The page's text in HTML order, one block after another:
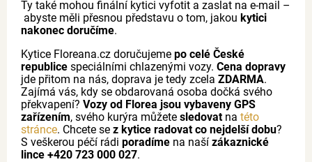
Ty také mohou finální kytici vyfotit a zaslat na e-mail –
abyste měli přesnou představu o tom, jakou kytici
nakonec doručíme.
Kytice Floreana.cz doručujeme po celé České
republice speciálními chlazenými vozy. Cena dopravy
jde přitom na nás, doprava je tedy zcela ZDARMA.
Zajímá vás, kdy se obdarovaná osoba dočká svého
překvapení? Vozy od Florea jsou vybaveny GPS
zařízením, svého kurýra můžete sledovatna této
stránce. Chcete se z kytice radovat co nejdelší dobu?
S veškerou péčí rádi poradíme na naší zákaznické
lince +420 723 000 027.